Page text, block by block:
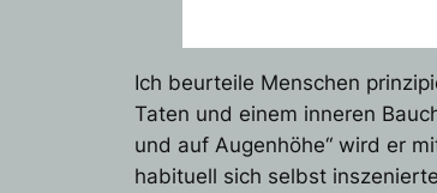
Ich beurteile Menschen
Taten und einem inneren
und auf Augenhöhe“ wird er
habituell sich selbst